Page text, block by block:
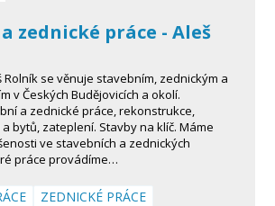
zednické práce - Aleš
Rolník se věnuje stavebním, zednickým a
v Českých Budějovicích a okolí.
a zednické práce, rekonstrukce,
bytů, zateplení. Stavby na klíč. Máme
ve stavebních a zednických
práce provádíme…
ZEDNICKÉ PRÁCE